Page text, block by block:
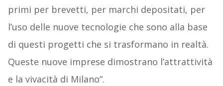
primi per brevetti, per marchi depositati, per
l’uso delle nuove tecnologie che sono alla base
di questi progetti che si trasformano in realtà.
Queste nuove imprese dimostrano l’attrattività
e la vivacità di Milano”.